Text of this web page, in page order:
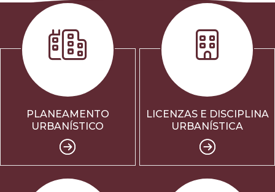
PLANEAMENTO
URBANÍSTICO
LICENZAS E DISCIPLINA
URBANÍSTICA